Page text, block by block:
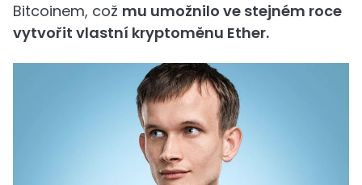
Bitcoinem, což mu umožnilo ve stejném roce
vytvořit vlastní kryptoměnu Ether.